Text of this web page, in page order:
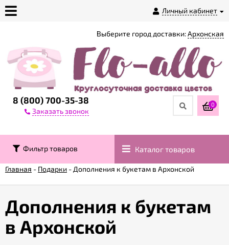
Личный кабинет
магазине
Доставка
Контакты
Гарантии
8 (800) 700-35-38
Заказать звонок
Выберите город доставки:Архонская
0
Фильтр товаров Каталог товаров
Главная - Подарки - Дополнения к букетам в Архонской
Дополнения к букетам
в Архонской